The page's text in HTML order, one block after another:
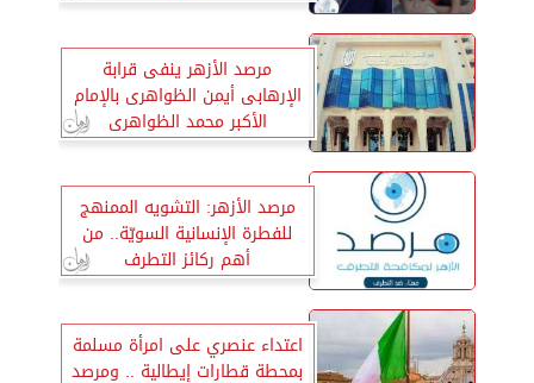
مرصد الأزهر ينفى قرابة
الإرهابى أيمن الظواهرى بالإمام
الأكبر محمد الظواهرى
مرصد الأزهر: التشويه الممنهج
للفطرة الإنسانية السويّة.. من
أهم ركائز التطرف
اعتداء عنصري على امرأة مسلمة
بمحطة قطارات إيطالية .. ومرصد